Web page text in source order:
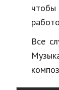
чтобы
Все